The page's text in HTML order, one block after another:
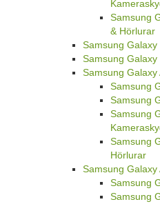
Samsung
& Hörlurar
Samsung Galaxy
Samsung Galaxy
Samsung Galaxy
Samsung
Samsung
Samsung
Samsung
Hörlurar
Samsung Galaxy
Samsung
Samsung